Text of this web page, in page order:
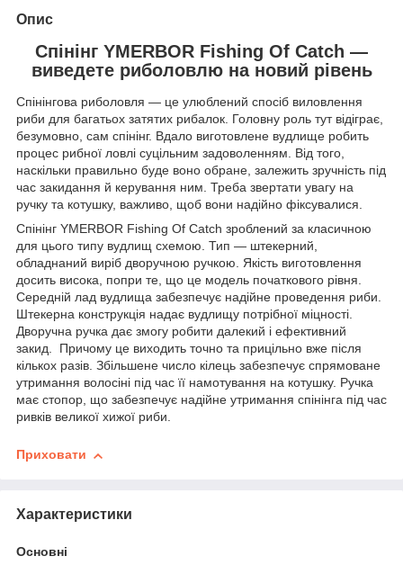
Опис
Спінінг YMERBOR Fishing Of Catch —
виведете риболовлю на новий рівень
Спінінгова риболовля — це улюблений спосіб виловлення
риби для багатьох затятих рибалок. Головну роль тут відіграє,
безумовно, сам спінінг. Вдало виготовлене вудлище робить
процес рибної ловлі суцільним задоволенням. Від того,
наскільки правильно буде воно обране, залежить зручність під
час закидання й керування ним. Треба звертати увагу на
ручку та котушку, важливо, щоб вони надійно фіксувалися.
Спінінг YMERBOR Fishing Of Catch зроблений за класичною
для цього типу вудлищ схемою. Тип — штекерний,
обладнаний виріб дворучною ручкою. Якість виготовлення
досить висока, попри те, що це модель початкового рівня.
Середній лад вудлища забезпечує надійне проведення риби.
Штекерна конструкція надає вудлищу потрібної міцності.
Дворучна ручка дає змогу робити далекий і ефективний
закид. Причому це виходить точно та прицільно вже після
кількох разів. Збільшене число кілець забезпечує спрямоване
утримання волосіні під час її намотування на котушку. Ручка
має стопор, що забезпечує надійне утримання спінінга під час
ривків великої хижої риби.
Приховати
Характеристики
Основні